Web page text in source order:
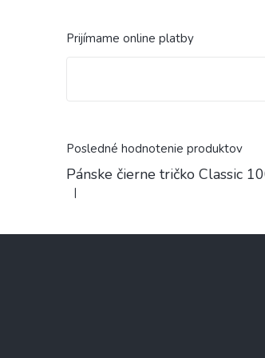
Prijímame online platby
Posledné hodnotenie produktov
Hodnotenie produktu je 4 z 5 hviezdičiek.
|